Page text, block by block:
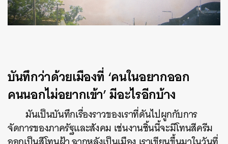
บันทึกว่าด้วยเมืองที่ ‘คนในอยากออก
คนนอกไม่อยากเข้า’ มีอะไรอีกบ้าง
มันเป็นบันทึกเรื่องราวของเราที่ดันไปผูกกับการ
จัดการของภาครัฐและสังคม เช่นงานชิ้นนี้จะมีโทนสีครีม